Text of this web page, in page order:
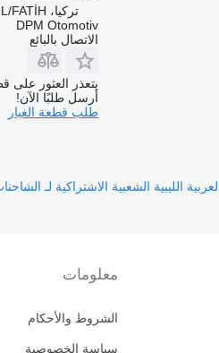
تركيا، İSTANBUL/FATİH
DPM Otomotiv
الاتصال بالبائع
يتعذر العثور على
أرسل طلبًا الآن!
طلب قطعة الغيار
معلومات
الشروط والأحكام
سياسة الخصوصية